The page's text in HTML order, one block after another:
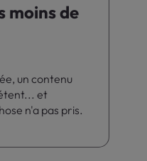
moins de
un contenu
et
n'a pas pris.